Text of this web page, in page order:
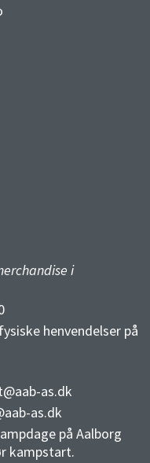
i
henvendelser på
as.dk
as.dk
på Aalborg
kampstart.